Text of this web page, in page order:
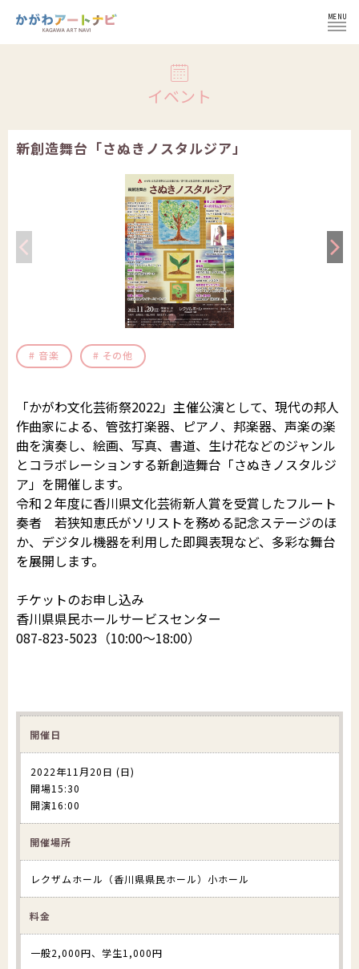
MENU
ログイン
インフォメーション
コラム
イベント一覧
イベント登録の流れ
会員登録せずにイベント登録
施設紹介
文化芸術団体
香川漆芸作家＆知事表彰受賞者・団体
かがわ文化芸術祭
かがわアート塾
参加公演・行事募集
ポスター原画募集
文化芸術振興活動費助成金
讃岐の伝統文化保存振興枠
財団について
置県財団について
沿革・定款
予算決算
事業概要
役員紹介
お知らせ＆募集情報
よくあるご質問
プライバシーポリシー
SNS運用ポリシー
はじめての方
このサイトについて
かがわ文化芸術祭
さぬき映画祭
イベント
新創造舞台「さぬきノスタルジア」
音楽 その他
「かがわ文化芸術祭2022」主催公演として、現代の邦人
作曲家による、管弦打楽器、ピアノ、邦楽器、声楽の楽
曲を演奏し、絵画、写真、書道、生け花などのジャンル
とコラボレーションする新創造舞台「さぬきノスタルジ
ア」を開催します。
令和２年度に香川県文化芸術新人賞を受賞したフルート
奏者 若狭知恵氏がソリストを務める記念ステージのほ
か、デジタル機器を利用した即興表現など、多彩な舞台
を展開します。
チケットのお申し込み
香川県県民ホールサービスセンター
087-823-5023（10:00〜18:00）
開催日
2022年11月20日 (日)
開場15:30
開演16:00
開催場所
レクザムホール（香川県県民ホール）小ホール
料金
一般2,000円、学生1,000円